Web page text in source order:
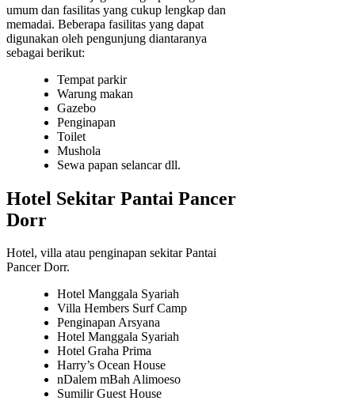
umum dan fasilitas yang cukup lengkap dan
memadai. Beberapa fasilitas yang dapat
digunakan oleh pengunjung diantaranya
sebagai berikut:
Tempat parkir
Warung makan
Gazebo
Penginapan
Toilet
Mushola
Sewa papan selancar dll.
Hotel Sekitar Pantai Pancer
Dorr
Hotel, villa atau penginapan sekitar Pantai
Pancer Dorr.
Hotel Manggala Syariah
Villa Hembers Surf Camp
Penginapan Arsyana
Hotel Manggala Syariah
Hotel Graha Prima
Harry’s Ocean House
nDalem mBah Alimoeso
Sumilir Guest House